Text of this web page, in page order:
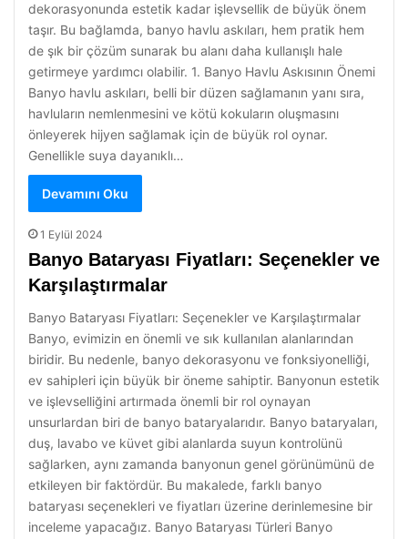
dekorasyonunda estetik kadar işlevsellik de büyük önem
taşır. Bu bağlamda, banyo havlu askıları, hem pratik hem
de şık bir çözüm sunarak bu alanı daha kullanışlı hale
getirmeye yardımcı olabilir. 1. Banyo Havlu Askısının Önemi
Banyo havlu askıları, belli bir düzen sağlamanın yanı sıra,
havluların nemlenmesini ve kötü kokuların oluşmasını
önleyerek hijyen sağlamak için de büyük rol oynar.
Genellikle suya dayanıklı…
Devamını Oku
1 Eylül 2024
Banyo Bataryası Fiyatları: Seçenekler ve
Karşılaştırmalar
Banyo Bataryası Fiyatları: Seçenekler ve Karşılaştırmalar
Banyo, evimizin en önemli ve sık kullanılan alanlarından
biridir. Bu nedenle, banyo dekorasyonu ve fonksiyonelliği,
ev sahipleri için büyük bir öneme sahiptir. Banyonun estetik
ve işlevselliğini artırmada önemli bir rol oynayan
unsurlardan biri de banyo bataryalarıdır. Banyo bataryaları,
duş, lavabo ve küvet gibi alanlarda suyun kontrolünü
sağlarken, aynı zamanda banyonun genel görünümünü de
etkileyen bir faktördür. Bu makalede, farklı banyo
bataryası seçenekleri ve fiyatları üzerine derinlemesine bir
inceleme yapacağız. Banyo Bataryası Türleri Banyo